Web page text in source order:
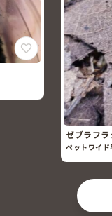
ゼブラフ
ペットワイド